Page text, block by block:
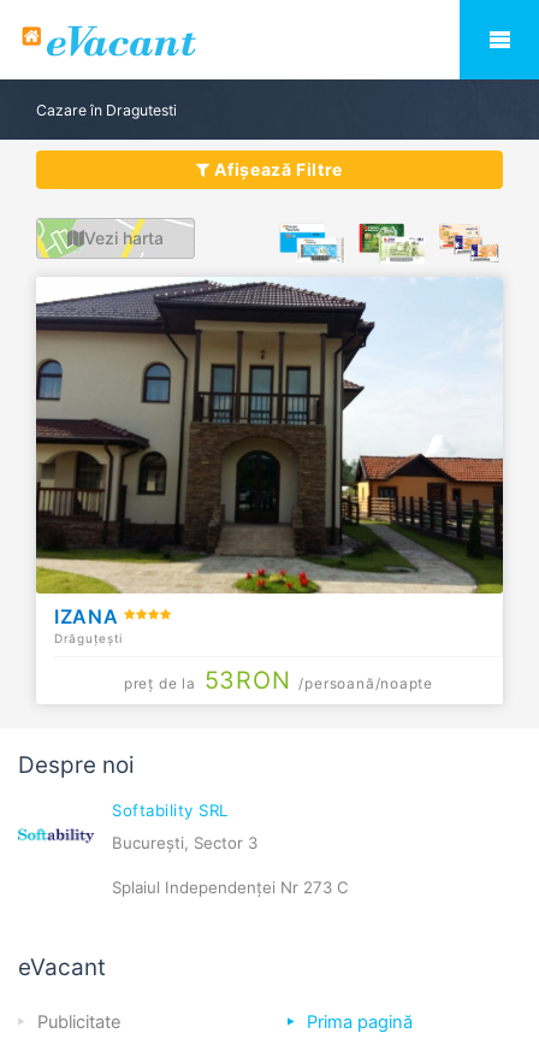
Cazare în Dragutesti
Afișează Filtre
Vezi harta
IZANA
Drăguțești
preț de la 53RON /persoană/noapte
Despre noi
Softability SRL
București, Sector 3
Splaiul Independenței Nr 273 C
eVacant
Publicitate Prima pagină